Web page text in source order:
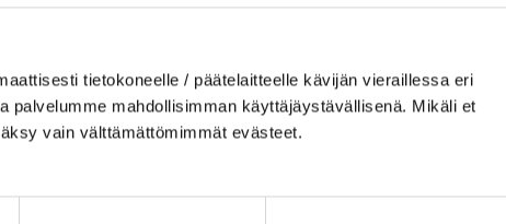
tietokoneelle / päätelaitteelle kävijän vieraillessa eri
mahdollisimman käyttäjäystävällisenä. Mikäli et
vain välttämättömimmät evästeet.
TILAA TÄSTÄ